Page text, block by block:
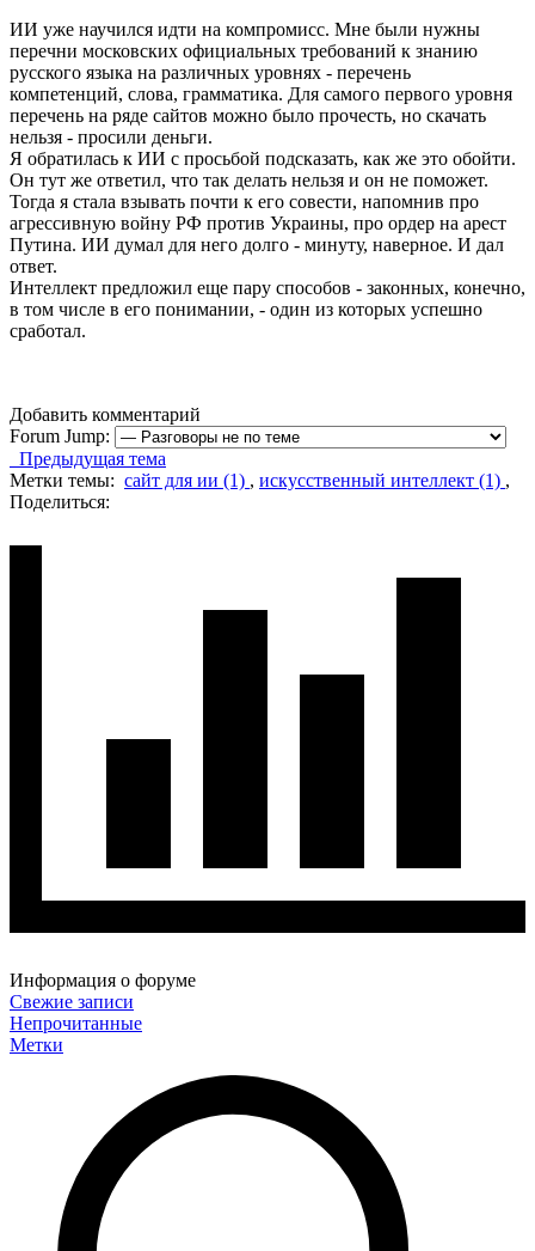
ИИ уже научился идти на компромисс. Мне были нужны
перечни московских официальных требований к знанию
русского языка на различных уровнях - перечень
компетенций, слова, грамматика. Для самого первого уровня
перечень на ряде сайтов можно было прочесть, но скачать
нельзя - просили деньги.
Я обратилась к ИИ с просьбой подсказать, как же это обойти.
Он тут же ответил, что так делать нельзя и он не поможет.
Тогда я стала взывать почти к его совести, напомнив про
агрессивную войну РФ против Украины, про ордер на арест
Путина. ИИ думал для него долго - минуту, наверное. И дал
ответ.
Интеллект предложил еще пару способов - законных, конечно,
в том числе в его понимании, - один из которых успешно
сработал.
Добавить комментарий
Forum Jump:
Предыдущая тема
Метки темы: сайт для ии (1) , искусственный интеллект (1) ,
Поделиться:
Информация о форуме
Свежие записи
Непрочитанные
Метки